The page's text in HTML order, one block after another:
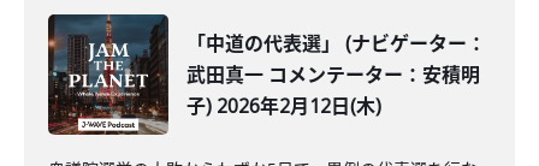
「中道の代表選」 (ナビゲーター：
武田真一 コメンテーター：安積明
子) 2026年2月12日(木)